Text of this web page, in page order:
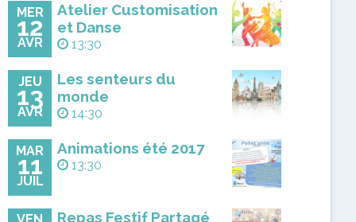
MER
12
AVR
Atelier Customisation
et Danse
13:30
JEU
13
AVR
Les senteurs du
monde
14:30
MAR
11
JUIL
Animations été 2017
13:30
Repas Festif Partagé